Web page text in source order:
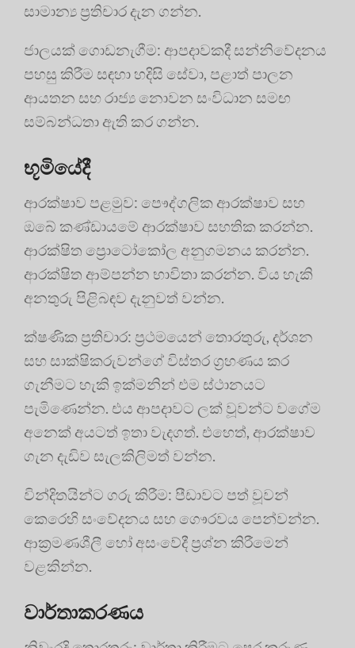
සාමාන්‍ය ප්‍රතිචාර දැන ගන්න.
ජාලයක් ගොඩනැගීම: ආපදාවකදී සන්නිවේදනය
පහසු කිරීම සඳහා හදිසි සේවා, පළාත් පාලන
ආයතන සහ රාජ්‍ය නොවන සංවිධාන සමඟ
සම්බන්ධතා ඇති කර ගන්න.
භූමියේදී
ආරක්ෂාව පළමුව: පෞද්ගලික ආරක්ෂාව සහ
ඔබේ කණ්ඩායමේ ආරක්ෂාව සහතික කරන්න.
ආරක්ෂිත ප්‍රොටෝකෝල අනුගමනය කරන්න.
ආරක්ෂිත ආම්පන්න භාවිතා කරන්න. විය හැකි
අනතුරු පිළිබඳව දැනුවත් වන්න.
ක්ෂණික ප්‍රතිචාර: ප්‍රථමයෙන් තොරතුරු, දර්ශන
සහ සාක්ෂිකරුවන්ගේ විස්තර ග්‍රහණය කර
ගැනීමට හැකි ඉක්මනින් එම ස්ථානයට
පැමිණෙන්න. එය ආපදාවට ලක් වූවන්ට වගේම
අනෙක් අයටත් ඉතා වැදගත්. එහෙත්, ආරක්ෂාව
ගැන දැඩිව සැලකිලිමත් වන්න.
වින්දිතයින්ට ගරු කිරීම: පීඩාවට පත් වූවන්
කෙරෙහි සංවේදනය සහ ගෞරවය පෙන්වන්න.
ආක්‍රමණශීලී හෝ අසංවේදී ප්‍රශ්න කිරීමෙන්
වළකින්න.
වාර්තාකරණය